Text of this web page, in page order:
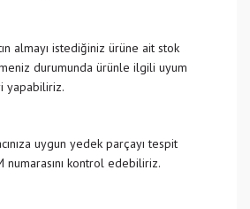
almayı istediğiniz ürüne ait stok
durumunda ürünle ilgili uyum
yapabiliriz.
uygun yedek parçayı tespit
kontrol edebiliriz.